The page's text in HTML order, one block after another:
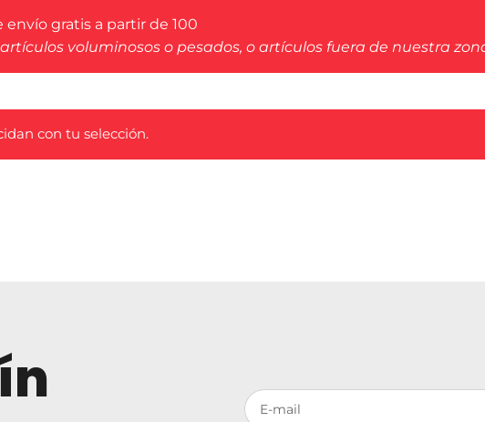
envío gratis a partir de 100
voluminosos o pesados, o artículos fuera de nuestra
con tu selección.
Votre adresse de messagerie